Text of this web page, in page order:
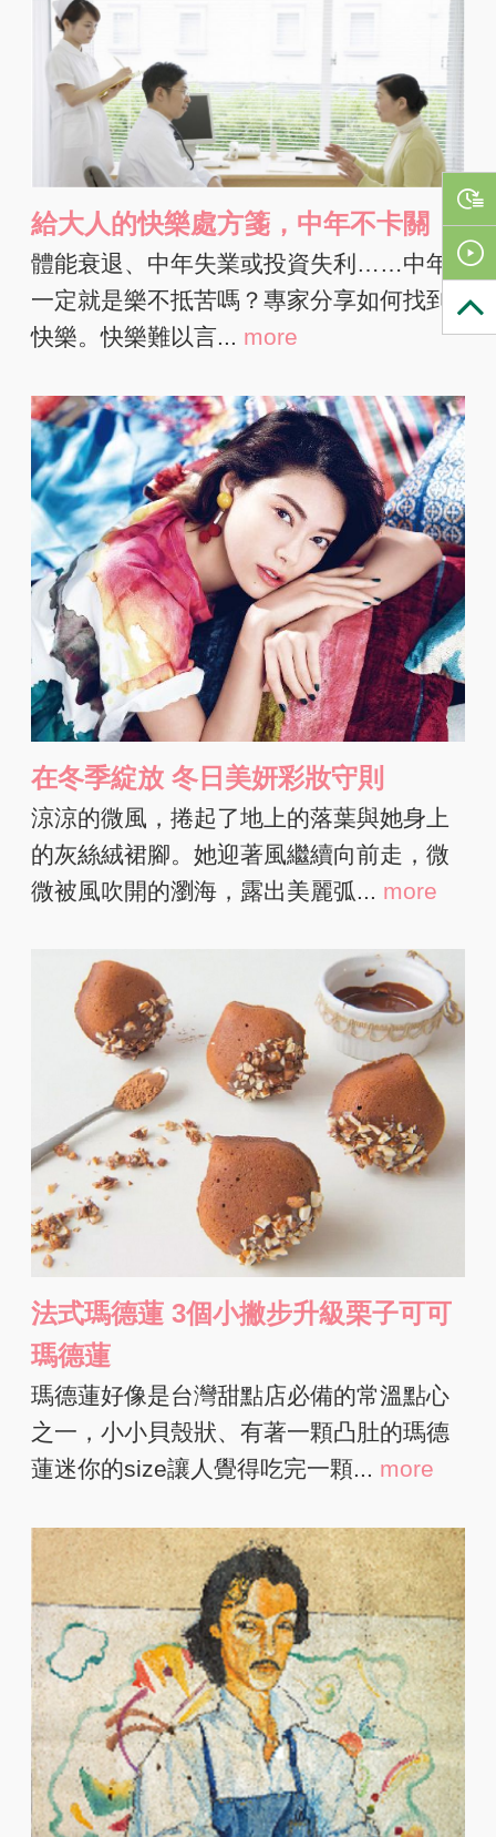
給大人的快樂處方箋，中年不卡關
體能衰退、中年失業或投資失利……中年
一定就是樂不抵苦嗎？專家分享如何找到
快樂。快樂難以言... more
在冬季綻放 冬日美妍彩妝守則
涼涼的微風，捲起了地上的落葉與她身上
的灰絲絨裙腳。她迎著風繼續向前走，微
微被風吹開的瀏海，露出美麗弧... more
法式瑪德蓮 3個小撇步升級栗子可可
瑪德蓮
瑪德蓮好像是台灣甜點店必備的常溫點心
之一，小小貝殼狀、有著一顆凸肚的瑪德
蓮迷你的size讓人覺得吃完一顆... more